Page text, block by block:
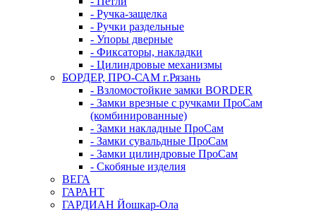
- Ручка-защелка
- Ручки раздельные
- Упоры дверные
- Фиксаторы, накладки
- Цилиндровые механизмы
БОРДЕР, ПРО-САМ г.Рязань
- Взломостойкие замки BORDER
- Замки врезные с ручками ПроСам
(комбинированные)
- Замки накладные ПроСам
- Замки сувальдные ПроСам
- Замки цилиндровые ПроСам
- Скобяные изделия
ВЕГА
ГАРАНТ
ГАРДИАН Йошкар-Ола